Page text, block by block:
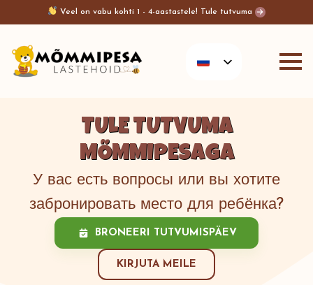
Veel on vabu kohti 1 - 4-aastastele! Tule tutvuma
TULE TUTVUMA
MÕMMIPESAGA
У вас есть вопросы или вы хотите
забронировать место для ребёнка?
BRONEERI TUTVUMISPÄEV
KIRJUTA MEILE